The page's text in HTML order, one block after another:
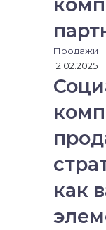
Продажи
12.02.2025
как